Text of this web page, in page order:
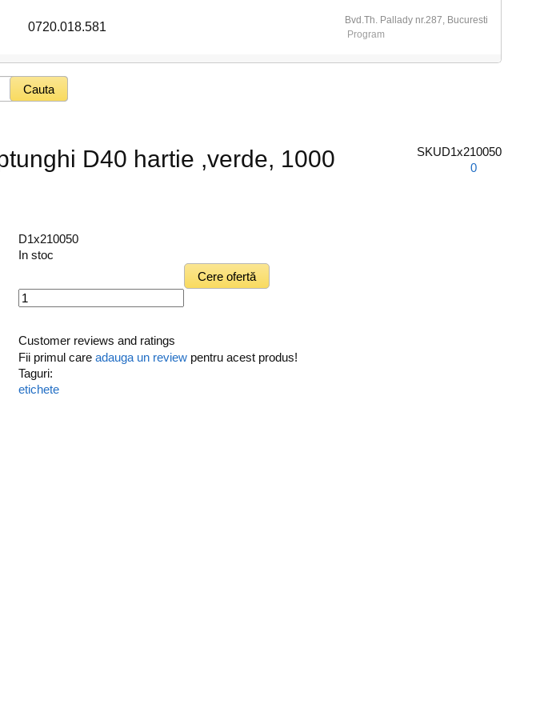
0720.018.581
Bvd.Th. Pallady nr.287, Bucuresti
Program
D40 hartie ,verde, 1000
SKUD1x210050
0
D1x210050
In stoc
Customer reviews and ratings
Fii primul care adauga un review pentru acest produs!
Taguri:
etichete